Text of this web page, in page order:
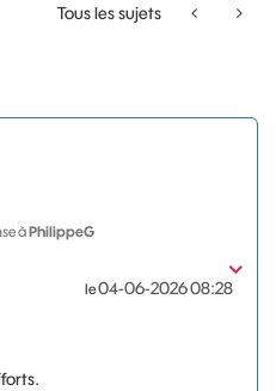
Tous les sujets
àPhilippeG
le‎04-06-202608:28